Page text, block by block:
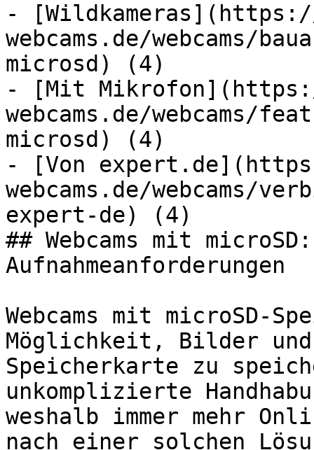
-
webcams.de/webcams/
microsd) (4)
- [Mit
webcams.de/webcams/
microsd) (4)
- [Von
webcams.de/webcams/
expert-de) (4)
## Webcams mit
Aufnahmeanforderungen
Webcams mit microSD-
Möglichkeit, Bilder
Speicherkarte zu
unkomplizierte
weshalb immer mehr
nach einer solchen